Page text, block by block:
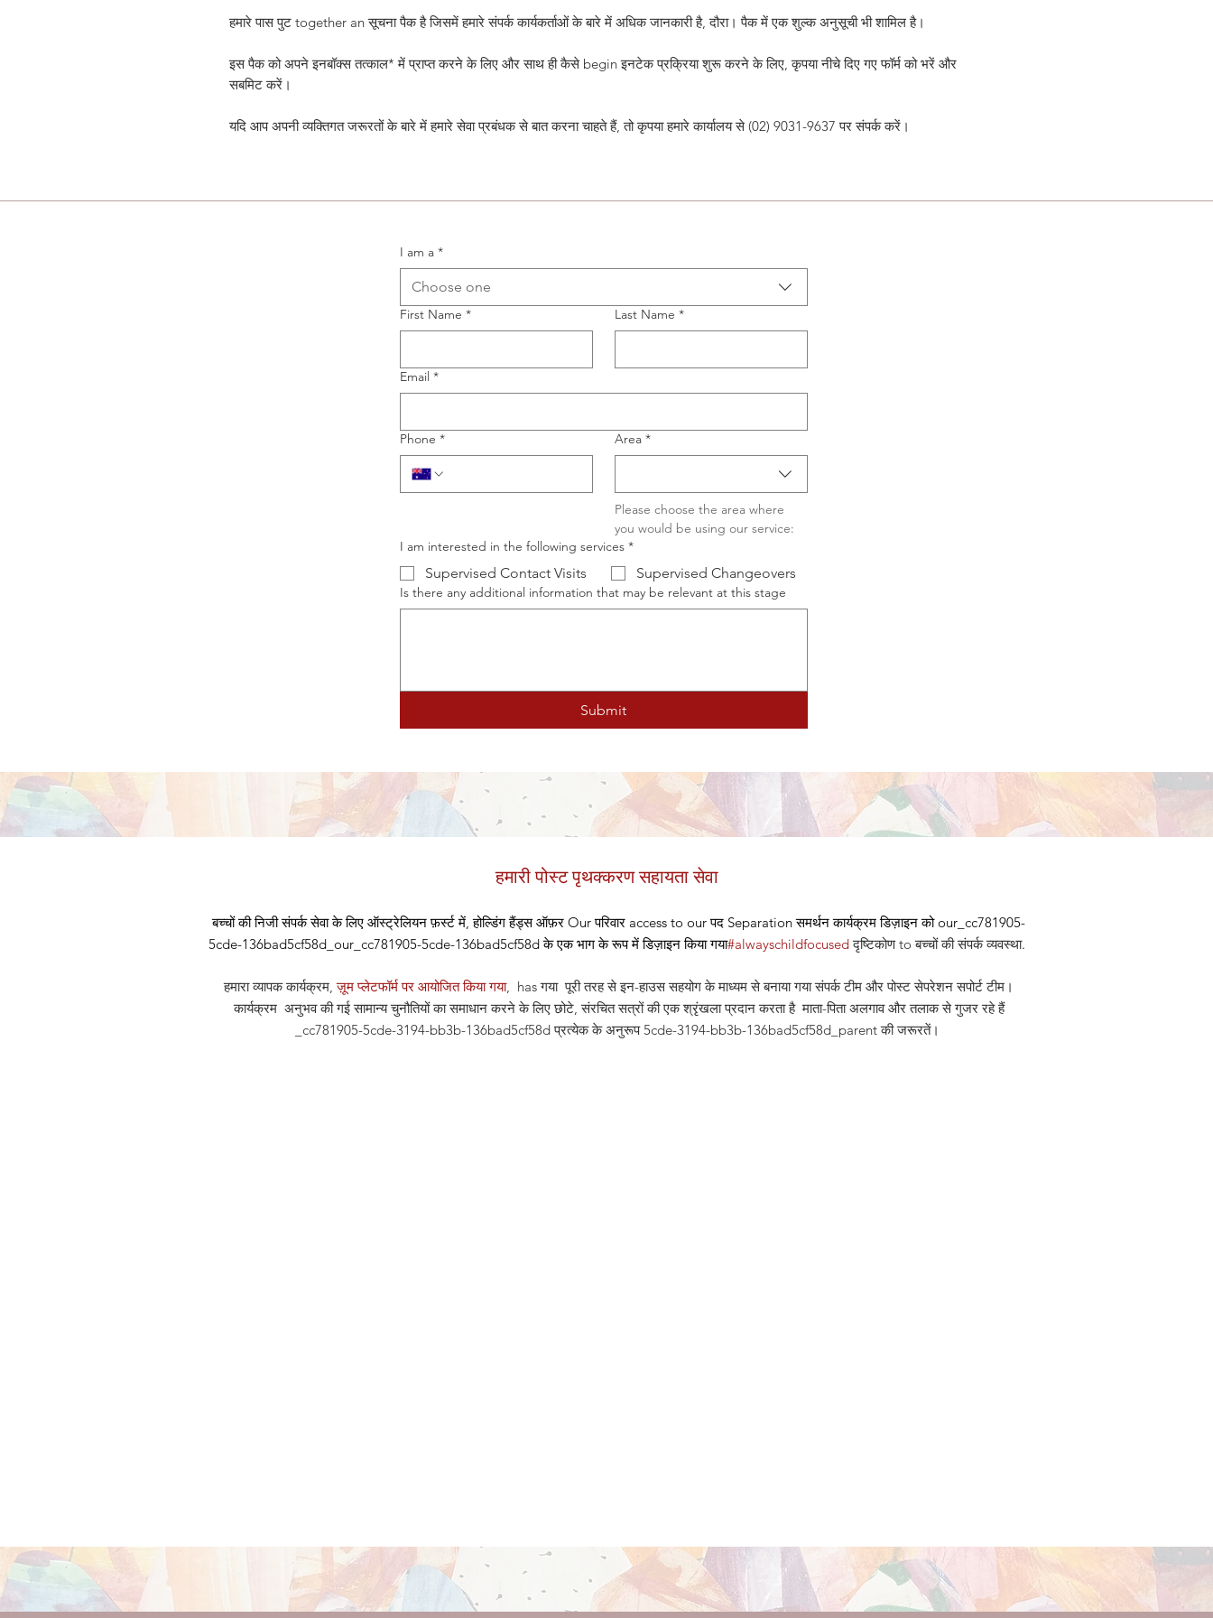
हमारे पास पुट together an सूचना पैक है जिसमें हमारे संपर्क कार्यकर्ताओं के बारे में अधिक जानकारी है, दौरा। पैक में एक शुल्क अनुसूची भी शामिल है।
इस पैक को अपने इनबॉक्स तत्काल* में प्राप्त करने के लिए और साथ ही कैसे begin इनटेक प्रक्रिया शुरू करने के लिए, कृपया नीचे दिए गए फॉर्म को भरें और
सबमिट करें।
यदि आप अपनी व्यक्तिगत जरूरतों के बारे में हमारे सेवा प्रबंधक से बात करना चाहते हैं, तो कृपया हमारे कार्यालय से (02) 9031-9637 पर संपर्क करें।
I am a *
Choose one
First Name * Last Name *
Email *
Phone * Area *
Please choose the area where
you would be using our service:
I am interested in the following services *
Supervised Contact Visits Supervised Changeovers
Is there any additional information that may be relevant at this stage
Submit
हमारी पोस्ट पृथक्करण सहायता सेवा
बच्चों की निजी संपर्क सेवा के लिए ऑस्ट्रेलियन फ़र्स्ट में, होल्डिंग हैंड्स ऑफ़र Ourपरिवार access to ourपद Separation समर्थन कार्यक्रम डिज़ाइन को our_cc781905-
5cde-136bad5cf58d_our_cc781905-5cde-136bad5cf58d के एक भाग के रूप में डिज़ाइन किया गया#alwayschildfocusedदृष्टिकोणto बच्चों की संपर्क व्यवस्था.
हमारा व्यापक कार्यक्रम,ज़ूम प्लेटफॉर्म पर आयोजित किया गया, has गया पूरी तरह से इन-हाउस सहयोग के माध्यम से बनाया गया संपर्क टीम और पोस्ट सेपरेशन सपोर्ट टीम।
कार्यक्रम अनुभव की गई सामान्य चुनौतियों का समाधान करने के लिए छोटे, संरचित सत्रों की एक श्रृंखला प्रदान करता है माता-पिता अलगाव और तलाक से गुजर रहे हैं
_cc781905-5cde-3194-bb3b-136bad5cf58d प्रत्येक के अनुरूप 5cde-3194-bb3b-136bad5cf58d_parent की जरूरतें।